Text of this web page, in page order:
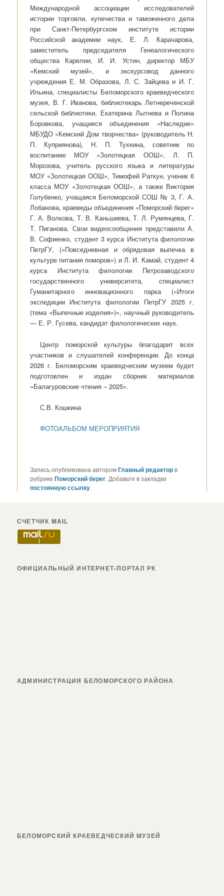
Международной ассоциации исследователей
истории торговли, купечества и таможенного дела
при Санкт-Петербургском институте истории
Российской академии наук, Е. Л. Карачарова,
заместитель председателя Генеалогического
общества Карелии, И. И. Устин, директор МБУ
«Кемский музей», и экскурсовод данного
учреждения Е. М. Образова, Л. С. Зайцева и И. Г.
Ильина, специалисты Беломорского краеведческого
музея, В. Г. Иванова, библиотекарь Летнереченской
сельской библиотеки, Екатерина Лытнева и Полина
Боровкова, учащиеся объединения «Наследие»
МБУДО «Кемский Дом творчества» (руководитель Н.
П. Куприянова), Н. П. Тухкина, советник по
воспитанию МОУ «Золотецкая ООШ», Л. П.
Морозова, учитель русского языка и литературы
МОУ «Золотецкая ООШ», Тимофей Раткун, ученик 6
класса МОУ «Золотецкая ООШ», а также Виктория
Голубенко, учащаяся Беломорской СОШ № 3, Г. А.
Лобанова, краеведы объединения «Поморский берег»
Г. А. Волкова, Т. В. Каньшиева, Т. Л. Румянцева, Г.
Т. Пиганова. Свои видеосообщения представили А.
В. Софиенко, студент 3 курса Института филологии
ПетрГУ, («Повседневная и обрядовая выпечка в
культуре питания поморов») и Л. И. Камай, студент 4
курса Института филологии Петрозаводского
государственного университета, специалист
Гуманитарного инновационного парка («Итоги
экспедиции Института филологии ПетрГУ 2025 г.
(тема «Выпечные изделия»)», научный руководитель
— Е. Р. Гусева, кандидат филологических наук.
Центр поморской культуры благодарит всех
участников и слушателей конференции. До конца
2026 г. Беломорским краеведческим музеем будет
подготовлен и издан сборник материалов
«Балагуровские чтения – 2025».
С.В. Кошкина
ФОТОАЛЬБОМ МЕРОПРИЯТИЯ
Запись опубликована авторомГлавный редакторв
рубрике Поморский берег. Добавьте в закладки
постоянную ссылку.
СЧЕТЧИК MAIL
ОФИЦИАЛЬНЫЙ ИНТЕРНЕТ-ПОРТАЛ РК
АДМИНИСТРАЦИЯ БЕЛОМОРСКОГО РАЙОНА
БЕЛОМОРСКИЙ КРАЕВЕДЧЕСКИЙ МУЗЕЙ